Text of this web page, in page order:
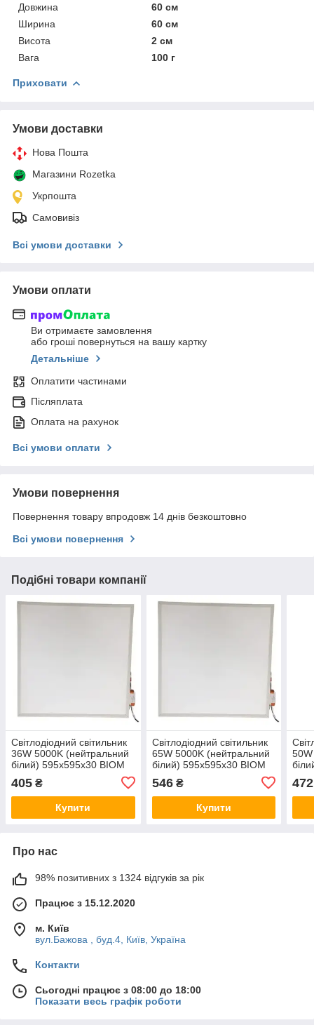
Довжина
60 см
Ширина
60 см
Висота
2 см
Вага
100 г
Приховати
Умови доставки
Нова Пошта
Магазини Rozetka
Укрпошта
Самовивіз
Всі умови доставки
Умови оплати
Ви отримаєте замовлення
або гроші повернуться на вашу картку
Детальніше
Оплатити частинами
Післяплата
Оплата на рахунок
Всі умови оплати
Умови повернення
Повернення товару впродовж 14 днів безкоштовно
Всі умови повернення
Подібні товари компанії
Світлодіодний світильник
36W 5000K (нейтральний
білий) 595x595x30 BIOM
ARM-3-600-36-5 Артикул:
00-00025500
405 ₴
Купити
Світлодіодний світильник
65W 5000K (нейтральний
білий) 595x595x30 BIOM
ARM-3-600-65-5 Артикул:
00-00025503
546₴
Купити
00-
472
Про нас
98% позитивних з 1324 відгуків за рік
Працює з 15.12.2020
м. Київ
вул.Бажова , буд.4, Київ, Україна
Контакти
Сьогодні працює з 08:00 до 18:00
Показати весь графік роботи